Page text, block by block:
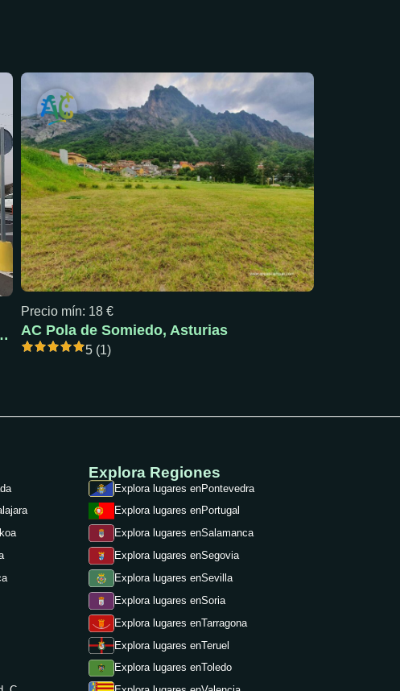
Juan, Ciudad Real
Precio mín: 18 €
AC Pola de Somiedo, Asturias
5 (1)
Explora Regiones
Explora lugares enPontevedra
Explora lugares enPortugal
Explora lugares enSalamanca
Explora lugares enSegovia
Explora lugares enSevilla
Explora lugares enSoria
Explora lugares enTarragona
Explora lugares enTeruel
Explora lugares enToledo